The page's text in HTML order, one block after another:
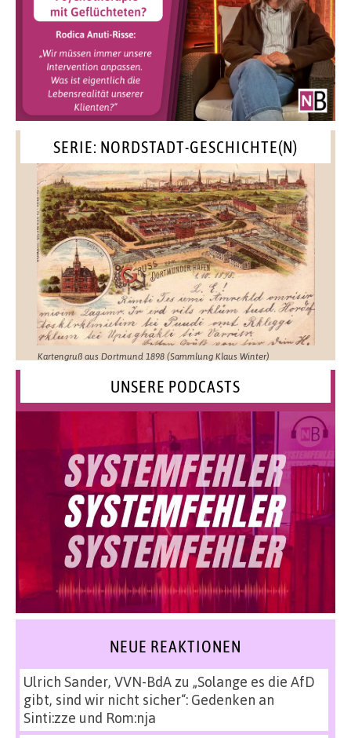
SERIE: NORDSTADT-GESCHICHTE(N)
Kartengruß aus Dortmund 1898 (Sammlung Klaus Winter)
UNSERE PODCASTS
NEUE REAKTIONEN
Ulrich Sander, VVN-BdAzu „Solange es die AfD
gibt, sind wir nicht sicher“: Gedenken an
Sinti:zze und Rom:nja